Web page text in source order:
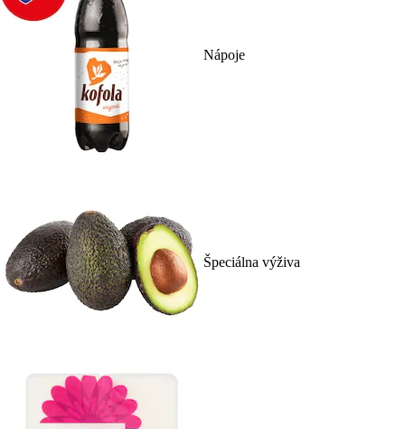
Nápoje
Špeciálna výživa